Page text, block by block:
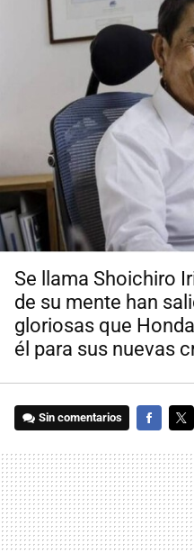
Se llama Shoichiro
de su mente han
gloriosas que
él para sus nuevas
Sin comentarios